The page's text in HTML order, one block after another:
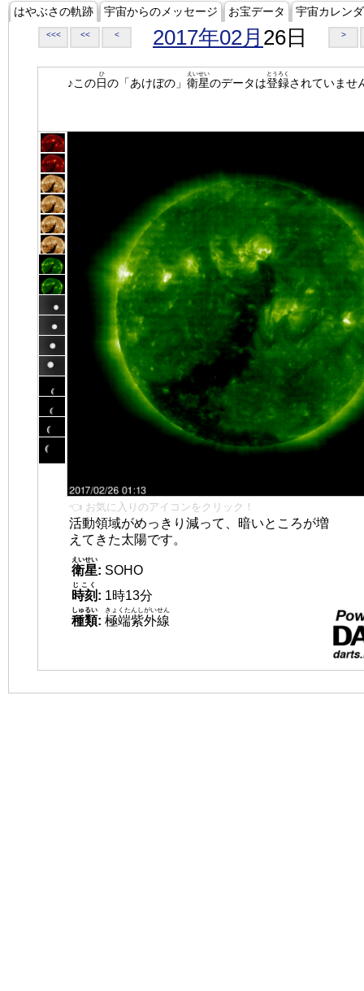
はやぶさの軌跡 宇宙からのメッセージ お宝データ 宇宙カレン
<<< << < 2017年02月 26日 >
♪この日
ひ
の「あけぼの」 衛星
えいせい
のデータは登録
とうろく
されていませ
👈 お気に入りのアイコンをクリック！
活動領域がめっきり減って、暗いところが増
えてきた太陽です。
衛星
えいせい
: SOHO
時刻
じこく
: 1時13分
種類
しゅるい
: 極端紫外線
きょくたんしがいせん